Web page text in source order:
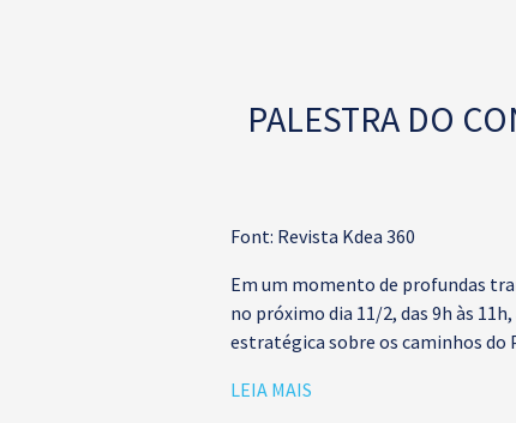
PALESTRA DO
Font: Revista Kdea 360
Em um momento de profundas
no próximo dia 11/2, das 9h às
estratégica sobre os caminhos do
LEIA MAIS